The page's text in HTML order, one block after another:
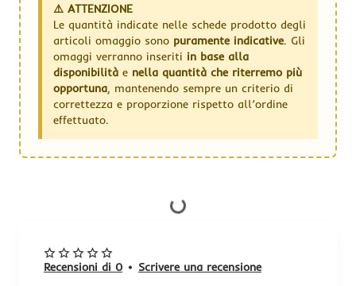
⚠️ ATTENZIONE
Le quantità indicate nelle schede prodotto degli
articoli omaggio sono puramente indicative. Gli
omaggi verranno inseriti in base alla
disponibilità e nella quantità che riterremo più
opportuna, mantenendo sempre un criterio di
correttezza e proporzione rispetto all’ordine
effettuato.
Recensioni di 0 • Scrivere una recensione